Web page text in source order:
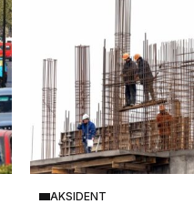
AKSIDENT